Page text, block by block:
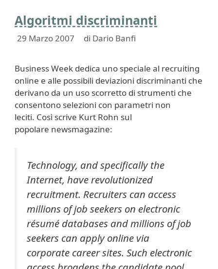
Algoritmi discriminanti
29 Marzo 2007 di Dario Banfi
Business Week dedica uno speciale al recruiting
online e alle possibili deviazioni discriminanti che
derivano da un uso scorretto di strumenti che
consentono selezioni con parametri non
leciti. Così scrive Kurt Rohn sul
popolare newsmagazine:
Technology, and specifically the
Internet, have revolutionized
recruitment. Recruiters can access
millions of job seekers on electronic
résumé databases and millions of job
seekers can apply online via
corporate career sites. Such electronic